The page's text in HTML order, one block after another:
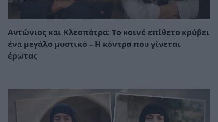
Αντώνιος και Κλεοπάτρα: Το κοινό επίθετο κρύβει
ένα μεγάλο μυστικό – Η κόντρα που γίνεται
έρωτας